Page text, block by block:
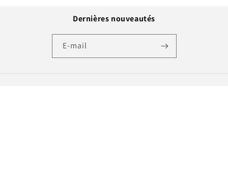
Dernières nouveautés
E-mail